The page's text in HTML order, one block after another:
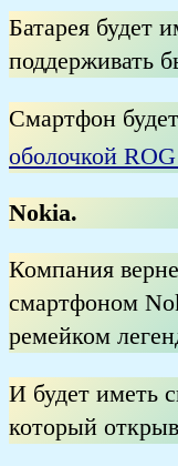
Батарея будет
поддерживать
Смартфон
оболочкой
Nokia.
Компания
смартфоном
ремейком
И будет иметь
который